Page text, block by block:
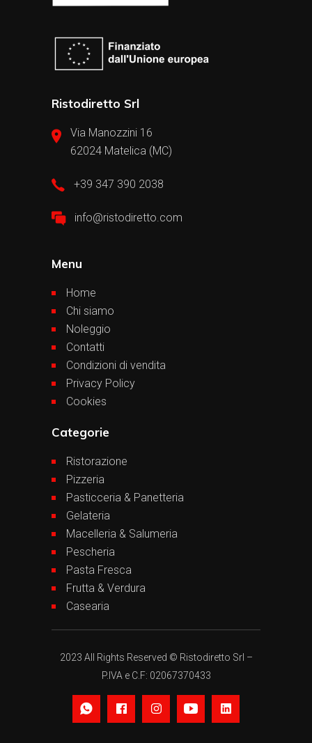
Ristodiretto Srl
Via Manozzini 16
62024 Matelica (MC)
+39 347 390 2038
info@ristodiretto.com
Menu
Home
Chi siamo
Noleggio
Contatti
Condizioni di vendita
Privacy Policy
Cookies
Categorie
Ristorazione
Pizzeria
Pasticceria & Panetteria
Gelateria
Macelleria & Salumeria
Pescheria
Pasta Fresca
Frutta & Verdura
Casearia
2023 All Rights Reserved © Ristodiretto Srl –
P.IVA e C.F: 02067370433